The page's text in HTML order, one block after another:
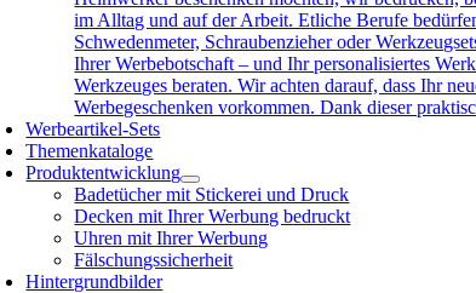
im Alltag und auf der Arbeit. Etliche Berufe
Schwedenmeter, Schraubenzieher oder
Ihrer Werbebotschaft – und Ihr personalisiertes
Werkzeuges beraten. Wir achten darauf, dass Ihr
Werbegeschenken vorkommen. Dank dieser
Werbeartikel-Sets
Themenkataloge
Produktentwicklung
Badetücher mit Stickerei und Druck
Decken mit Ihrer Werbung bedruckt
Uhren mit Ihrer Werbung
Fälschungssicherheit
Hintergrundbilder